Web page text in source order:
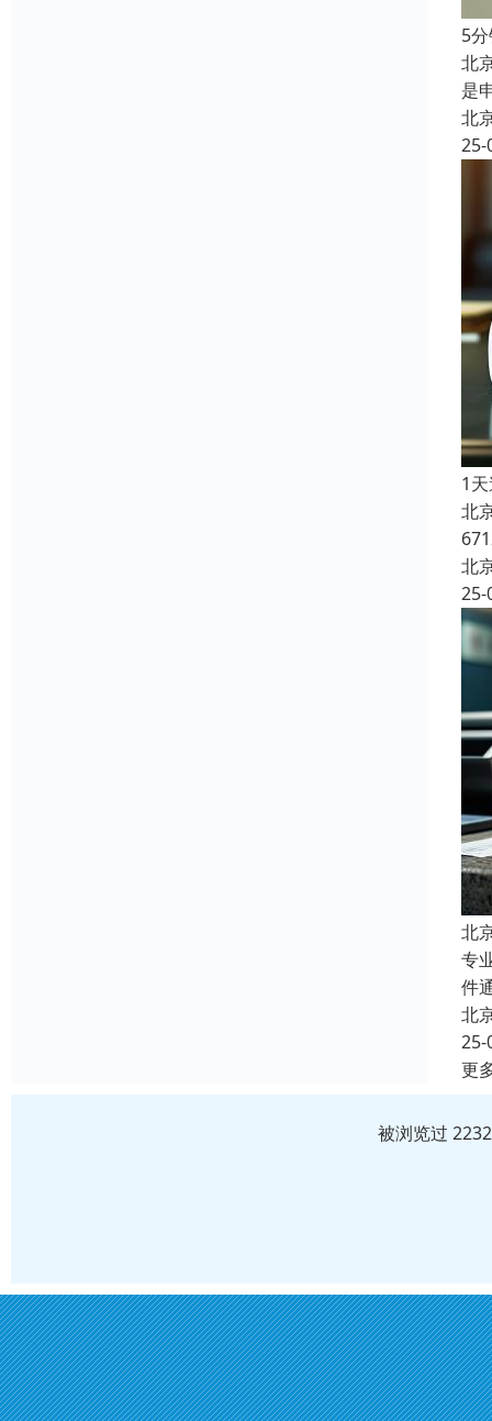
5
北
是
北
25-
1
北
北
25-
北
专
件
北
25-
更
被浏览过